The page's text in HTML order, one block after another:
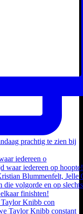
iedereen o
Knibb con